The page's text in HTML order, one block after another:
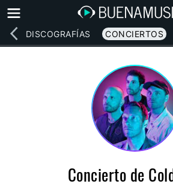
DISCOGRAFÍAS CONCIERTOS
Concierto de